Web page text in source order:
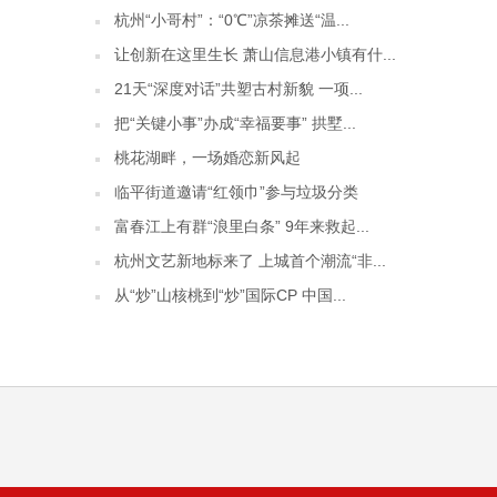
杭州“小哥村”：“0℃”凉茶摊送“温...
让创新在这里生长 萧山信息港小镇有什...
21天“深度对话”共塑古村新貌 一项...
把“关键小事”办成“幸福要事” 拱墅...
桃花湖畔，一场婚恋新风起
临平街道邀请“红领巾”参与垃圾分类
富春江上有群“浪里白条” 9年来救起...
杭州文艺新地标来了 上城首个潮流“非...
从“炒”山核桃到“炒”国际CP 中国...